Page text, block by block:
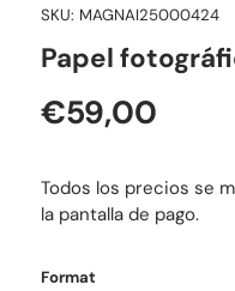
SKU: MAGNAI25000424
Papel
Precio normal
€59,00
Todos los precios se
la pantalla de pago.
Format